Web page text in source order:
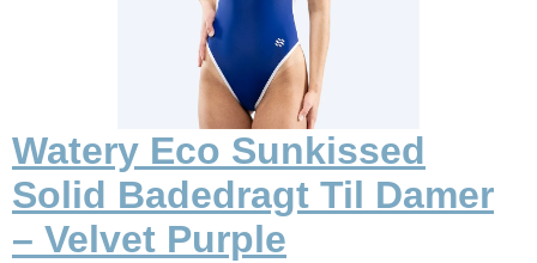
Watery Eco Sunkissed
Solid Badedragt Til Damer
– Velvet Purple